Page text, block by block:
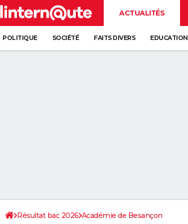
ACTUALITÉS
POLITIQUE SOCIÉTÉ FAITS DIVERS EDUCATION
Résultat bac 2026 Académie de Besançon